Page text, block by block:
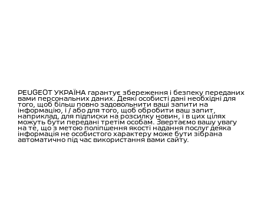
PEUGEOT УКРАЇНА гарантує збереження і безпеку переданих
вами персональних даних. Деякі особисті дані необхідні для
того, щоб більш повно задовольнити ваші запити на
інформацію, і / або для того, щоб обробити ваш запит,
наприклад, для підписки на розсилку новин, і в цих цілях
можуть бути передані третім особам. Звертаємо вашу увагу
на те, що з метою поліпшення якості надання послуг деяка
інформація не особистого характеру може бути зібрана
автоматично під час використання вами сайту.